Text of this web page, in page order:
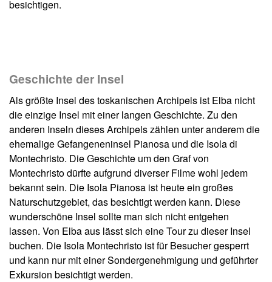
besichtigen.
Geschichte der Insel
Als größte Insel des toskanischen Archipels ist Elba nicht
die einzige Insel mit einer langen Geschichte. Zu den
anderen Inseln dieses Archipels zählen unter anderem die
ehemalige Gefangeneninsel Pianosa und die Isola di
Montechristo. Die Geschichte um den Graf von
Montechristo dürfte aufgrund diverser Filme wohl jedem
bekannt sein. Die Isola Pianosa ist heute ein großes
Naturschutzgebiet, das besichtigt werden kann. Diese
wunderschöne Insel sollte man sich nicht entgehen
lassen. Von Elba aus lässt sich eine Tour zu dieser Insel
buchen. Die Isola Montechristo ist für Besucher gesperrt
und kann nur mit einer Sondergenehmigung und geführter
Exkursion besichtigt werden.